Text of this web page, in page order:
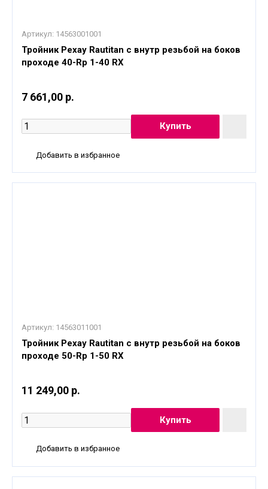
Артикул: 14563001001
Тройник Рехау Rautitan с внутр резьбой на боков
проходе 40-Rp 1-40 RX
7 661,00 р.
Добавить в избранное
Артикул: 14563011001
Тройник Рехау Rautitan с внутр резьбой на боков
проходе 50-Rp 1-50 RX
11 249,00 р.
Добавить в избранное